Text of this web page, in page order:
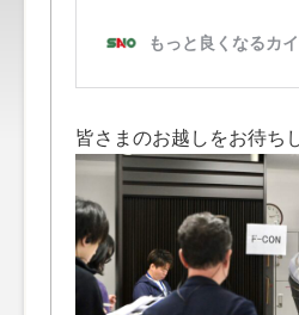
皆さまのお越しをお待ち